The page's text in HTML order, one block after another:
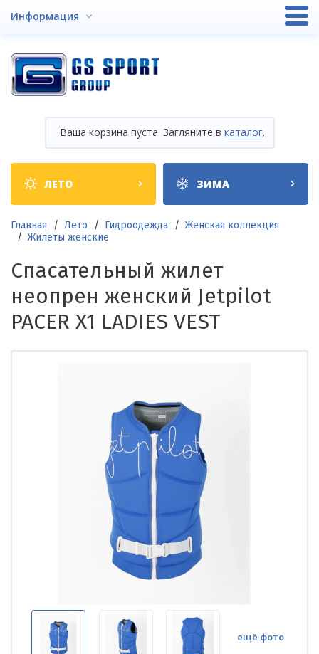
Информация
Ваша корзина пуста. Загляните в каталог.
Shop
categories
ЛЕТО ЗИМА
Строка
навигации
Главная Лето Гидроодежда
Женская коллекция
Жилеты женские
Спасательный жилет
неопрен женский Jetpilot
PACER X1 LADIES VEST